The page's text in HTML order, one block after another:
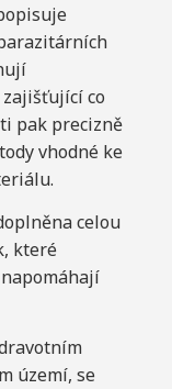
co
pak precizně
vhodné ke
celou
které
území, se